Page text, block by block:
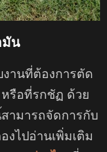
มัน
งานที่ต้องการตัด
รือที่รกชัฏ ด้วย
ามารถจัดการกับ
ไปอ่านเพิ่มเติม